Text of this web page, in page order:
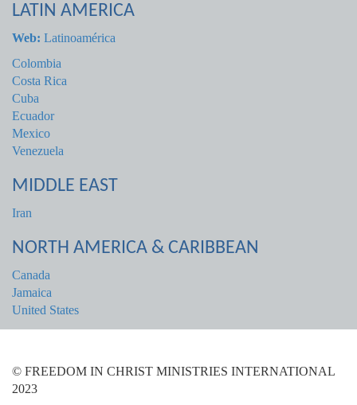
LATIN AMERICA
Web: Latinoamérica
Colombia
Costa Rica
Cuba
Ecuador
Mexico
Venezuela
MIDDLE EAST
Iran
NORTH AMERICA & CARIBBEAN
Canada
Jamaica
United States
© FREEDOM IN CHRIST MINISTRIES INTERNATIONAL
2023